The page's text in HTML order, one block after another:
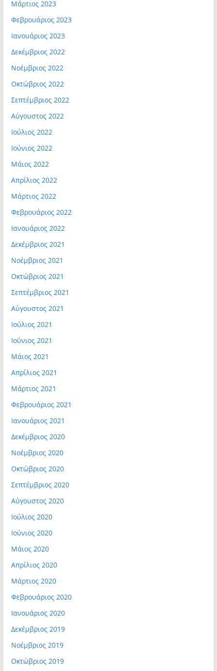
Μάρτιος 2023
Φεβρουάριος 2023
Ιανουάριος 2023
Δεκέμβριος 2022
Νοέμβριος 2022
Οκτώβριος 2022
Σεπτέμβριος 2022
Αύγουστος 2022
Ιούλιος 2022
Ιούνιος 2022
Μάιος 2022
Απρίλιος 2022
Μάρτιος 2022
Φεβρουάριος 2022
Ιανουάριος 2022
Δεκέμβριος 2021
Νοέμβριος 2021
Οκτώβριος 2021
Σεπτέμβριος 2021
Αύγουστος 2021
Ιούλιος 2021
Ιούνιος 2021
Μάιος 2021
Απρίλιος 2021
Μάρτιος 2021
Φεβρουάριος 2021
Ιανουάριος 2021
Δεκέμβριος 2020
Νοέμβριος 2020
Οκτώβριος 2020
Σεπτέμβριος 2020
Αύγουστος 2020
Ιούλιος 2020
Ιούνιος 2020
Μάιος 2020
Απρίλιος 2020
Μάρτιος 2020
Φεβρουάριος 2020
Ιανουάριος 2020
Δεκέμβριος 2019
Νοέμβριος 2019
Οκτώβριος 2019